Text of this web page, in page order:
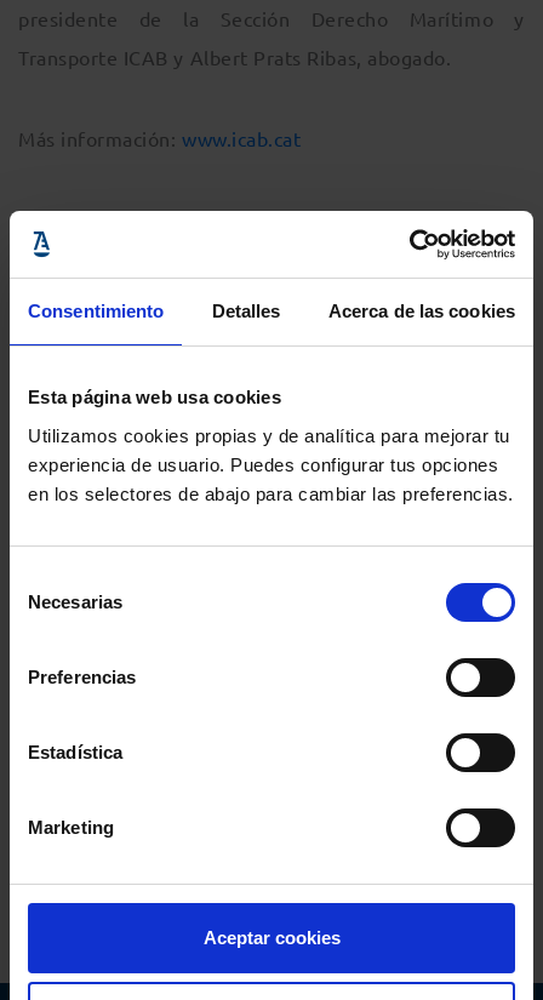
Consentimiento Detalles Acerca de las cookies
Esta página web usa cookies
Utilizamos cookies propias y de analítica para mejorar tu
experiencia de usuario. Puedes configurar tus opciones
en los selectores de abajo para cambiar las preferencias.
Necesarias
Preferencias
Estadística
Marketing
Aceptar cookies
presidente de la Sección Derecho Marítimo y
Transporte ICAB y Albert Prats Ribas, abogado.
Más información:www.icab.cat
Información del evento
Localidad:Colegio de la Abogacía de Barcelona
- c/ Mallorca, 283, Barcelona, Barcelona,
08037, España
Inicio: 14 abril 2020 - 0:00h
Fin: 28 mayo 2020 - 23:59h
Comparte: